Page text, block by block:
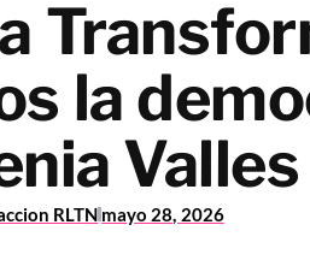
la
Valles
RLTN mayo 28, 2026